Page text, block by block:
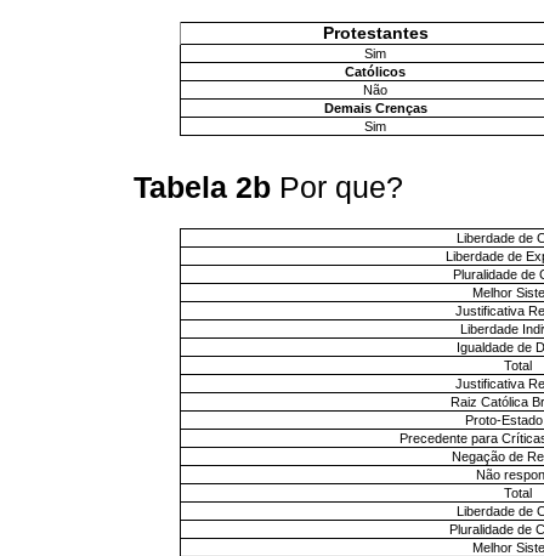
Protestantes
Sim
Católicos
Não
Demais Crenças
Sim
Tabela 2b Por que?
Liberdade de
Liberdade de
Pluralidade de
Melhor
Justificativa
Liberdade
Igualdade de
Total
Justificativa
Raiz Católica
Proto-Estado
Precedente para
Negação de
Não
Total
Liberdade de
Pluralidade de
Melhor